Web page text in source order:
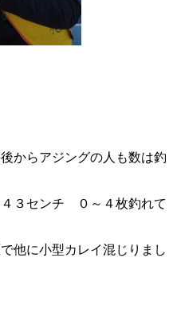
からアジングの人も数は釣
３センチ ０～４枚釣れて
他に小型カレイ混じりまし